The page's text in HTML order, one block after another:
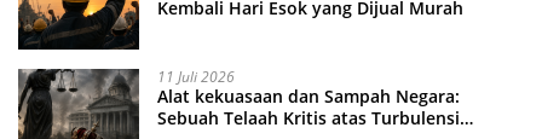
Kembali Hari Esok yang Dijual Murah
11 Juli 2026
Alat kekuasaan dan Sampah Negara:
Sebuah Telaah Kritis atas Turbulensi